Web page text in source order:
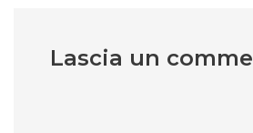
Lascia un